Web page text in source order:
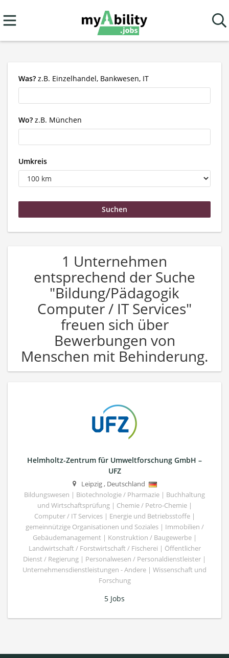
Was? z.B. Einzelhandel, Bankwesen, IT
Wo? z.B. München
Umkreis
1 Unternehmen
entsprechend der Suche
"Bildung/Pädagogik
Computer / IT Services"
freuen sich über
Bewerbungen von
Menschen mit Behinderung.
Helmholtz-Zentrum für Umweltforschung GmbH –
UFZ
Leipzig, Deutschland
Bildungswesen | Biotechnologie / Pharmazie | Buchhaltung
und Wirtschaftsprüfung | Chemie / Petro-Chemie |
Computer / IT Services | Energie und Betriebsstoffe |
gemeinnützige Organisationen und Soziales | Immobilien /
Gebäudemanagement | Konstruktion / Baugewerbe |
Landwirtschaft / Forstwirtschaft / Fischerei | Öffentlicher
Dienst / Regierung | Personalwesen / Personaldienstleister |
Unternehmensdienstleistungen - Andere | Wissenschaft und
Forschung
5 Jobs